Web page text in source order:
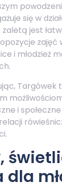
się w
jest
zajęć
i młodzież
Targówek
i
dla